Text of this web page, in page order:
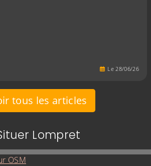
Le28/06/26
tous les articles
Lompret
ci-après et aller au
OSM